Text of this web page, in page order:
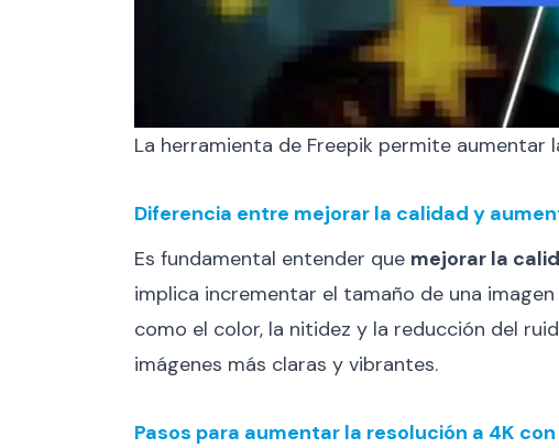
La herramienta de Freepik permite aumentar
Diferencia entre mejorar la calidad y
Es fundamental entender que mejorar la
implica incrementar el tamaño de una
como el color, la nitidez y la reducción del
imágenes más claras y vibrantes.
Pasos para aumentar la resolución a 4K